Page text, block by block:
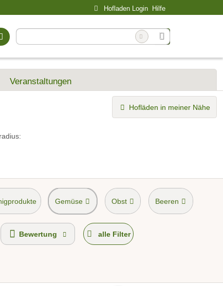
Hofladen Login Hilfe
Veranstaltungen
Hofläden in meiner Nähe
Gemüse Obst Beeren
Bewertung alle Filter